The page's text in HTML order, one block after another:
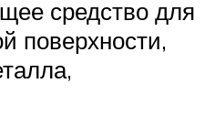
средство для
поверхности,